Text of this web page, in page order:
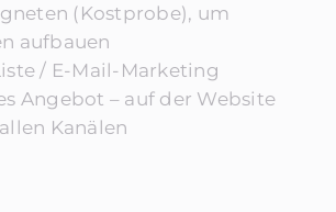
(Kostprobe), um
aufbauen
/ E-Mail-Marketing
Angebot – auf der Website
Kanälen